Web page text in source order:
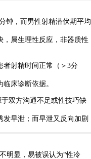
钟，而男性射精潜伏期平均
，属生理性反应，非器质性
者射精时间正常（＞3分
床诊断依据。
于双方沟通不足或性技巧缺
早泄；而早泄又反向加剧
明显，易被误认为“性冷